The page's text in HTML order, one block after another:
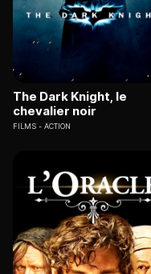
The Dark Knight, le
chevalier noir
FILMS ACTION